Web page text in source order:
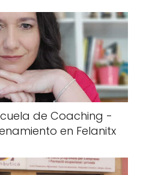
de Coaching -
en Felanitx